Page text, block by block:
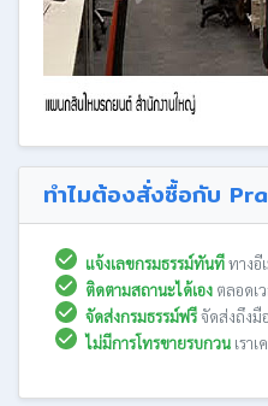
ทำไมต้องสั่งซื้อกับ
แจ้งเลขกรมธรรม์ทันทีทางอี
ติดตามสถานะได้เอง ตลอดเ
จัดส่งกรมธรรม์ฟรีจัดส่งถึง
ไม่มีการโทรขายรบกวน เรา